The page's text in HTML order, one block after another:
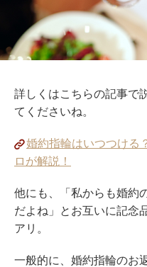
詳しくはこちらの記事で
てくださいね。
婚約指輪はいつつける
ロが解説！
他にも、「私からも婚約
だよね」とお互いに記念
アリ。
一般的に、婚約指輪のお